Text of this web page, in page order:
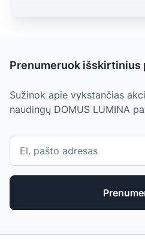
Prenumeruok išskirtinius
Sužinok apie vykstančias
naudingų DOMUS LUMINA